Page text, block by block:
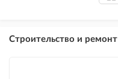
Строительство и ремонт